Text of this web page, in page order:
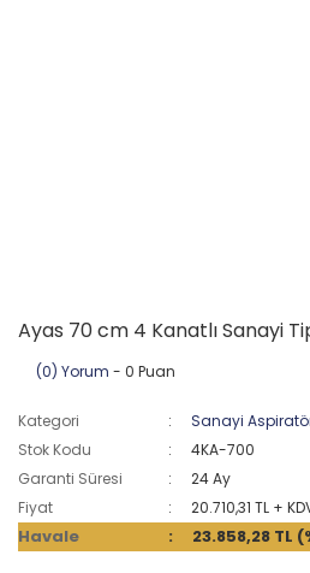
Ayas 70 cm 4 Kanatlı Sanayi
(0) Yorum - 0 Puan
Kategori
Sanayi
Stok Kodu
4KA-700
Garanti Süresi
24 Ay
Fiyat
20.710,31 TL +
Havale 23.858,28 TL